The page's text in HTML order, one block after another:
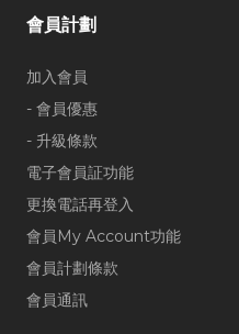
會員計劃
加入會員
- 會員優惠
- 升級條款
電子會員証功能
更換電話再登入
會員My Account功能
會員計劃條款
會員通訊